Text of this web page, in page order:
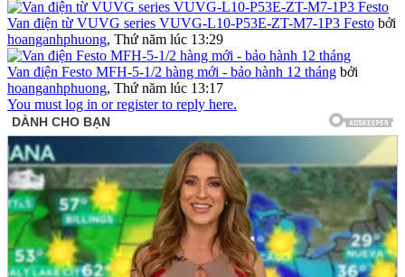
Van điện từ VUVG series VUVG-L10-P53E-ZT-M7-1P3 Festo bởi
hoanganhphuong, Thứ năm lúc 13:29
Van điện Festo MFH-5-1/2 hàng mới - bảo hành 12 tháng bởi
hoanganhphuong, Thứ năm lúc 13:17
You must log in or register to reply here.